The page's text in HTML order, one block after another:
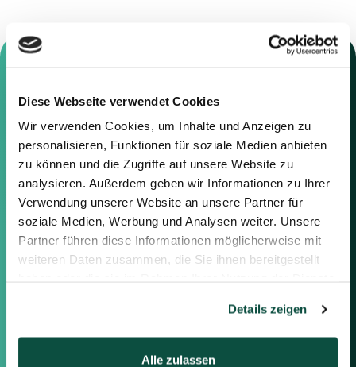
Diese Webseite verwendet Cookies
Wir verwenden Cookies, um Inhalte und Anzeigen zu
personalisieren, Funktionen für soziale Medien anbieten
zu können und die Zugriffe auf unsere Website zu
analysieren. Außerdem geben wir Informationen zu Ihrer
Verwendung unserer Website an unsere Partner für
soziale Medien, Werbung und Analysen weiter. Unsere
Partner führen diese Informationen möglicherweise mit
weiteren Daten zusammen, die Sie ihnen bereitgestellt
Details zeigen
Alle zulassen
Kontaktieren Sie uns
Sie können sich gerne mit uns in
Verbindung setzen, indem Sie die
nachstehenden Informationen
oder das Formular auf der rechten
Seite verwenden.
Berlin